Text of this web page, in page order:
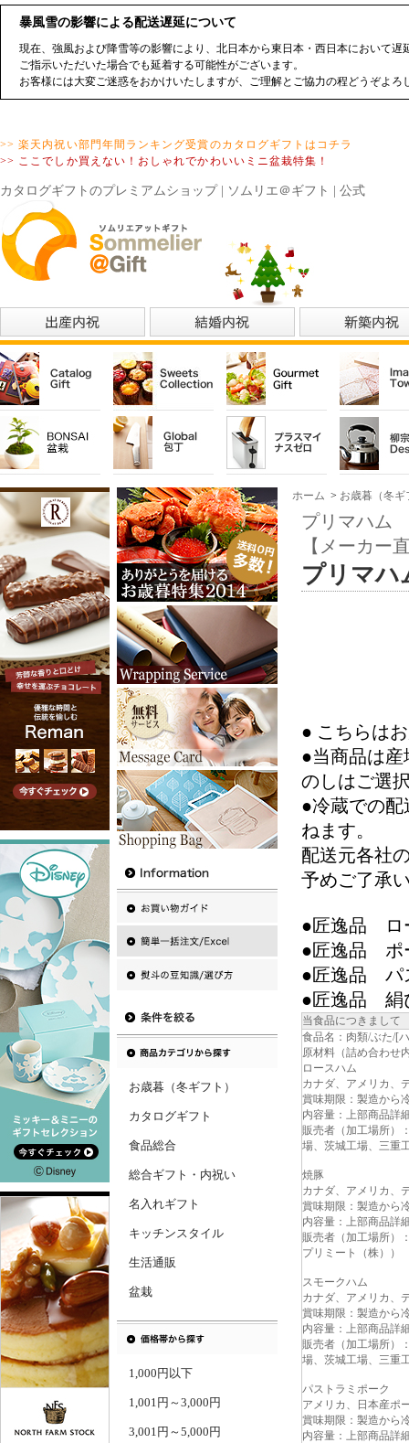
暴風雪の影響による配送遅延について
現在、強風および降雪等の影響により、北日本から東日本・西日本において
ご指示いただいた場合でも延着する可能性がございます。
お客様には大変ご迷惑をおかけいたしますが、ご理解とご協力の程どうぞよろ
>> 楽天内祝い部門年間ランキング受賞のカタログギフトはコチラ
>> ここでしか買えない！おしゃれでかわいいミニ盆栽特集！
カタログギフトのプレミアムショップ | ソムリエ＠ギフト | 公式
お歳暮（冬ギフト）
カタログギフト
食品総合
総合ギフト・内祝い
名入れギフト
キッチンスタイル
生活通販
盆栽
1,000円以下
1,001円～3,000円
3,001円～5,000円
ホーム > お歳暮（冬ギ
プリマハム
【メーカー
プリマ
● こちらは
●当商品は
のしはご選
●冷蔵での
ねます。
配送元各社
予めご了承
●匠逸品 ロ
●匠逸品 ポ
●匠逸品 パ
●匠逸品 絹
当食品につきまして
食品名：肉類/ぶた/[
原材料（詰め合わせ
ロースハム
カナダ、アメリカ、
賞味期限：製造から
内容量：上部商品詳
販売者（加工場所）
場、茨城工場、三重
焼豚
カナダ、アメリカ、
賞味期限：製造から
内容量：上部商品詳
販売者（加工場所）
プリミート（株））
スモークハム
カナダ、アメリカ、
賞味期限：製造から
内容量：上部商品詳
販売者（加工場所）
場、茨城工場、三重
パストラミポーク
アメリカ、日本産ポ
賞味期限：製造から
内容量：上部商品詳